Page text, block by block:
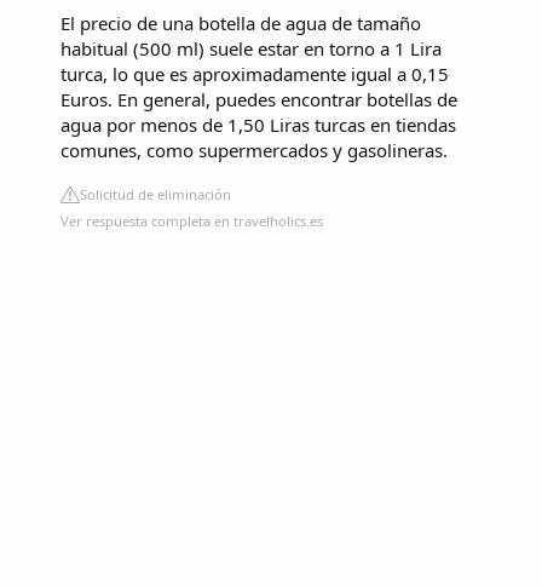
El precio de una botella de agua de tamaño
habitual (500 ml) suele estar en torno a 1 Lira
turca, lo que es aproximadamente igual a 0,15
Euros. En general, puedes encontrar botellas de
agua por menos de 1,50 Liras turcas en tiendas
comunes, como supermercados y gasolineras.
Solicitud de eliminación
Ver respuesta completa en travelholics.es